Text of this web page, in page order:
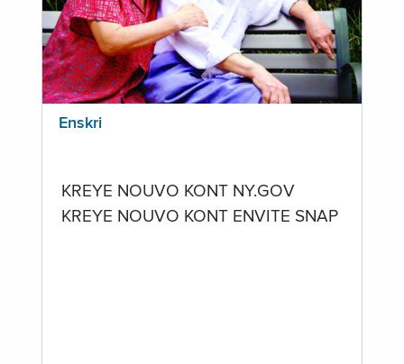
Enskri
KREYE NOUVO KONT NY.GOV
KREYE NOUVO KONT ENVITE SNAP